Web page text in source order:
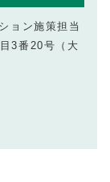
ョン施策担当
3番20号（大